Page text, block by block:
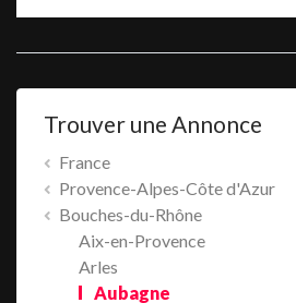
Trouver une Annonce
France
Provence-Alpes-Côte d'Azur
Bouches-du-Rhône
Aix-en-Provence
Arles
Aubagne